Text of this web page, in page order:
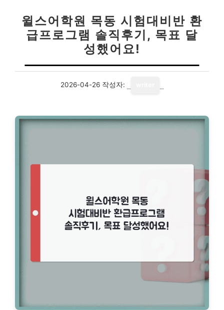
윌스어학원 목동 시험대비반 환
급프로그램 솔직후기, 목표 달
성했어요!
2026-04-26 작성자: